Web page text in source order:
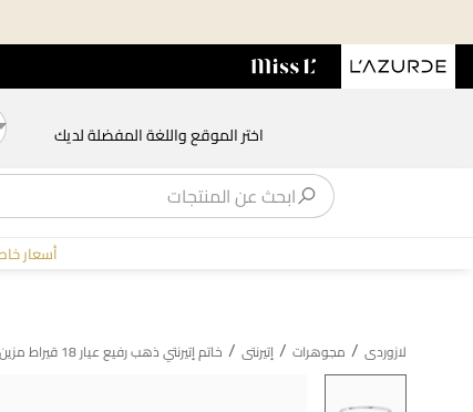
اختر الموقع واللغة المفضلة لديك
أسعار
لازوردى / مجوهرات / إتيرنتى / خاتم إتيرنتي ذهب رفيع عيار 18 قيراط مزين بالألماس